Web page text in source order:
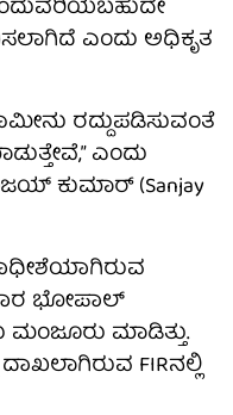
ಎಂದು ಅಧಿಕೃತ
ರದ್ದುಪಡಿಸುವಂತೆ
ಎಂದು
ಕುಮಾರ್ (Sanjay
ಭೋಪಾಲ್
ಮಾಡಿತ್ತು.
FIRನಲ್ಲಿ